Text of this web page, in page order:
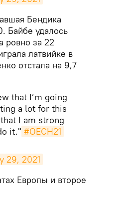
Бендика
Байбе удалось
ровно за 22
латвийке в
отстала на 9,7
that I’m going
a lot for this
I am strong
it." #OECH21
29, 2021
Европы и второе